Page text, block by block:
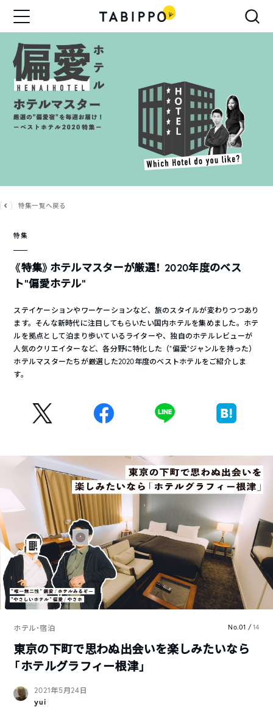
特集一覧へ戻る
特集
《特集》ホテルマスターが厳選！ 2020年度のベス
ト“偏愛ホテル”
ステイケーションやワーケーションなど、旅のスタイルが変わりつつあり
ます。そんな新時代に注目してもらいたい国内ホテルを集めました。ホテ
ルを拠点として泊まり歩いているライターや、独自のホテルレビューが
人気のクリエイターなど、各分野に特化した（“偏愛”ジャンルを持った）
ホテルマスターたちが厳選した2020年度のベストホテルをご紹介しま
す。
No.01 /14
ホテル・宿泊
東京の下町で思わぬ出会いを楽しみたいなら
「ホテルグラフィー根津」
2021年5月24日
yui